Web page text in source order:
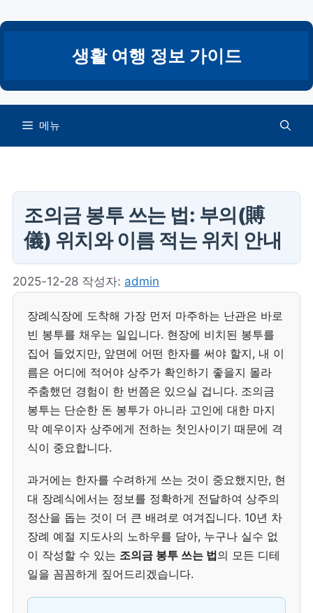
텐
건
너
생활 여행 정보 가이드
메뉴
조의금 봉투 쓰는 법: 부의(賻
儀) 위치와 이름 적는 위치 안내
2025-12-28 작성자: admin
장례식장에 도착해 가장 먼저 마주하는 난관은 바로
빈 봉투를 채우는 일입니다. 현장에 비치된 봉투를
집어 들었지만, 앞면에 어떤 한자를 써야 할지, 내 이
름은 어디에 적어야 상주가 확인하기 좋을지 몰라
주춤했던 경험이 한 번쯤은 있으실 겁니다. 조의금
봉투는 단순한 돈 봉투가 아니라 고인에 대한 마지
막 예우이자 상주에게 전하는 첫인사이기 때문에 격
식이 중요합니다.
과거에는 한자를 수려하게 쓰는 것이 중요했지만, 현
대 장례식에서는 정보를 정확하게 전달하여 상주의
정산을 돕는 것이 더 큰 배려로 여겨집니다. 10년 차
장례 예절 지도사의 노하우를 담아, 누구나 실수 없
이 작성할 수 있는 조의금 봉투 쓰는 법의 모든 디테
일을 꼼꼼하게 짚어드리겠습니다.